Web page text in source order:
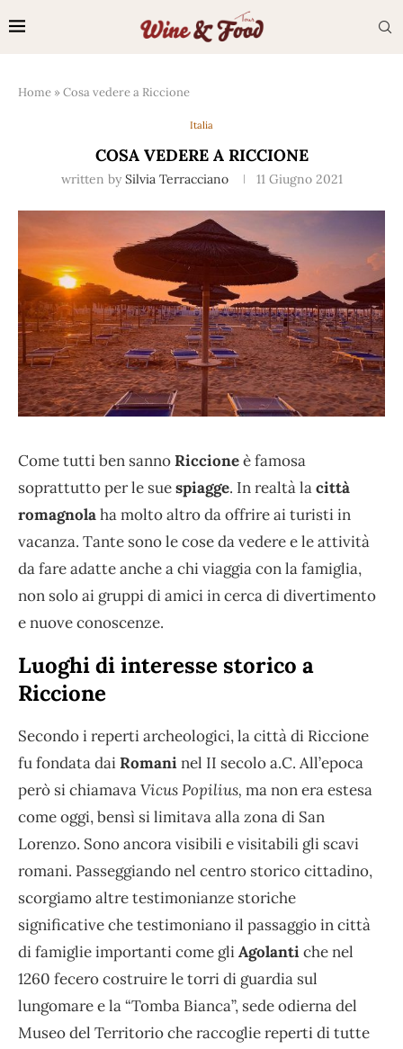
Home »Cosa vedere a Riccione
Italia
COSA VEDERE A RICCIONE
written by Silvia Terracciano 11 Giugno 2021
Come tutti ben sannoRiccioneè famosa
soprattutto per le suespiagge. In realtà lacittà
romagnolaha molto altro da offrire ai turisti in
vacanza. Tante sono le cose da vedere e le attività
da fare adatte anche a chi viaggia con la famiglia,
non solo ai gruppi di amici in cerca di divertimento
e nuove conoscenze.
Luoghi di interesse storico a
Riccione
Secondo i reperti archeologici, la città di Riccione
fu fondata daiRomaninel II secolo a.C. All’epoca
però si chiamavaVicus Popilius, ma non era estesa
come oggi, bensì si limitava alla zona di San
Lorenzo. Sono ancora visibili e visitabili gli scavi
romani. Passeggiando nel centro storico cittadino,
scorgiamo altre testimonianze storiche
significative che testimoniano il passaggio in città
di famiglie importanti come gliAgolantiche nel
1260 fecero costruire le torri di guardia sul
lungomare e la “Tomba Bianca”, sede odierna del
Museo del Territorio che raccoglie reperti di tutte